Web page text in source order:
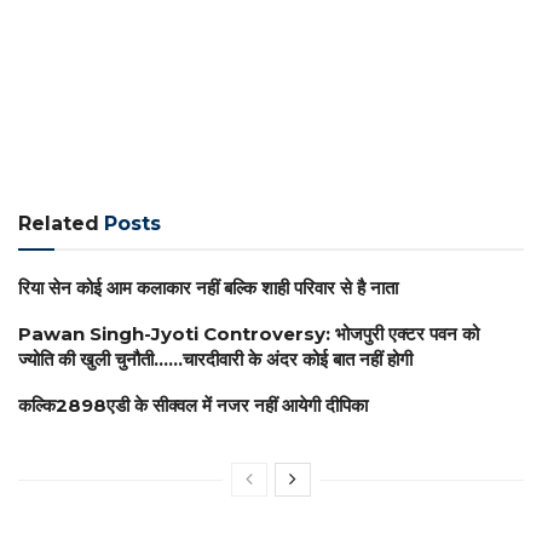
Related Posts
रिया सेन कोई आम कलाकार नहीं बल्कि शाही परिवार से है नाता
Pawan Singh-Jyoti Controversy: भोजपुरी एक्टर पवन को
ज्योति की खुली चुनौती……चारदीवारी के अंदर कोई बात नहीं होगी
कल्कि2898एडी के सीक्वल में नजर नहीं आयेगी दीपिका